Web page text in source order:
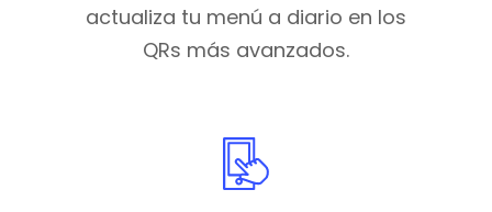
actualiza tu menú a diario en los
QRs más avanzados.